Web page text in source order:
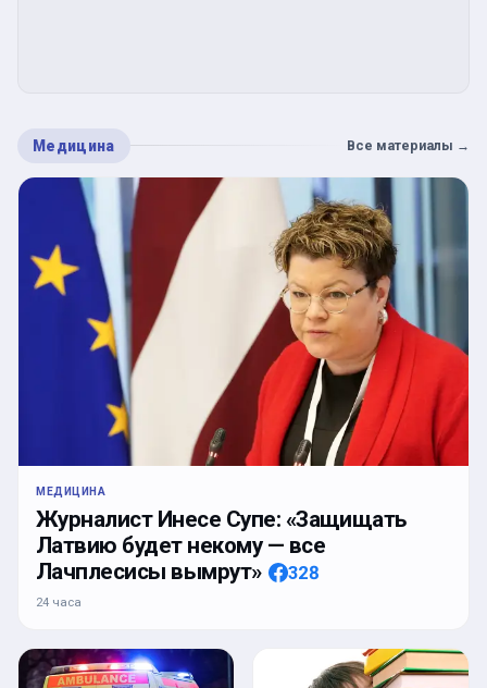
Медицина Все материалы →
МЕДИЦИНА
Журналист Инесе Супе: «Защищать
Латвию будет некому — все
Лачплесисы вымрут»
328
24 часа